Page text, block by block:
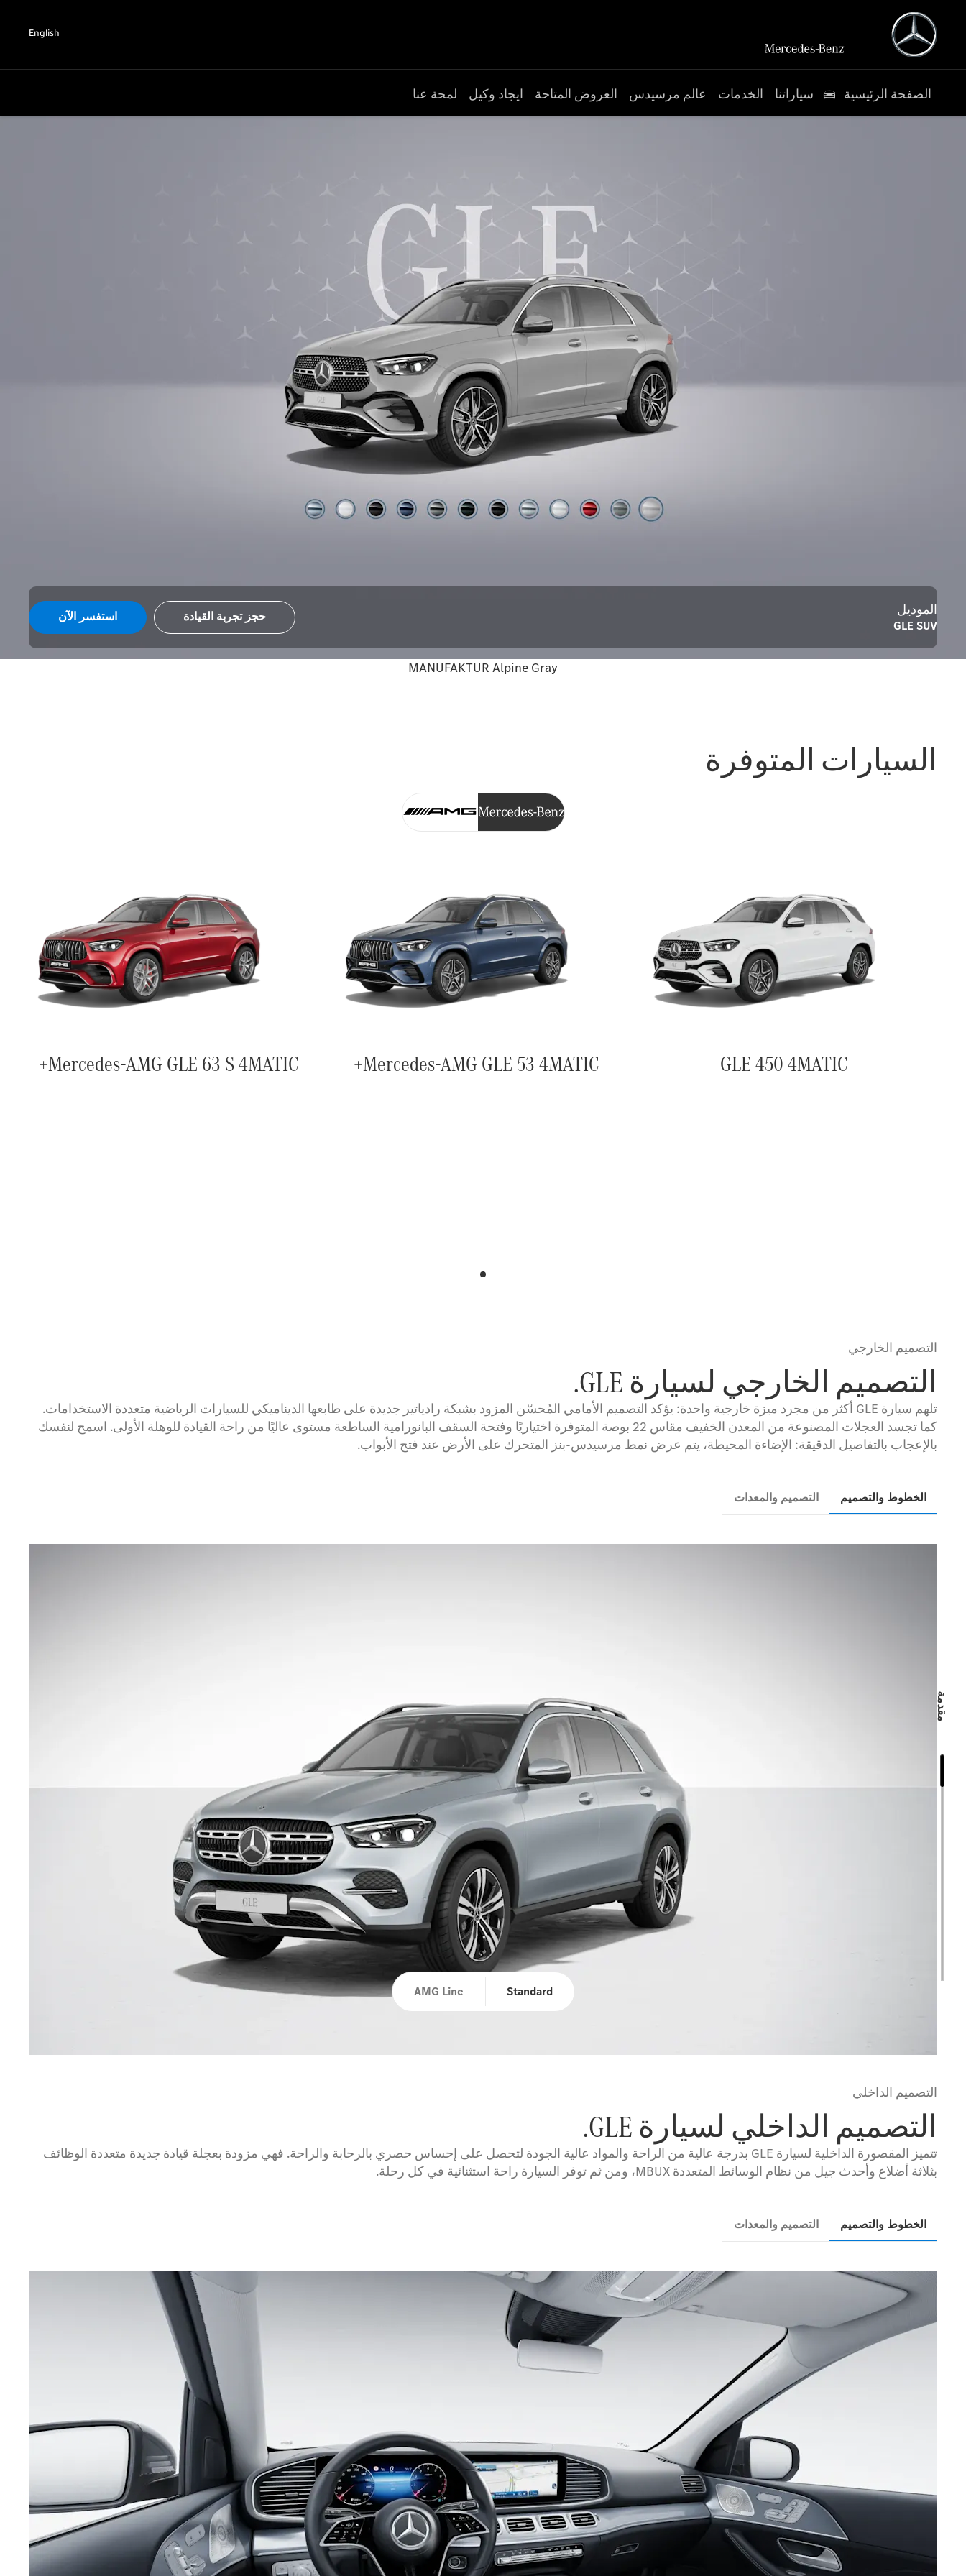
English
الصفحة الرئيسية سياراتنا الخدمات عالم مرسيدس العروض المتاحة ایجاد وکیل لمحة عنا
مقدمة
MANUFAKTUR Alpine Gray
الموديل
GLE SUV
حجز تجربة القيادة استفسر الآن
السيارات المتوفرة
GLE 450 4MATIC
Mercedes-AMG GLE 53 4MATIC+
Mercedes-AMG GLE 63 S 4MATIC+
التصميم الخارجي
التصميم الخارجي لسيارة GLE.
تلهم سيارة GLE أكثر من مجرد ميزة خارجية واحدة: يؤكد التصميم الأمامي المُحسّن المزود بشبكة رادياتير جديدة على طابعها الديناميكي للسيارات الرياضية متعددة الاستخدامات.
كما تجسد العجلات المصنوعة من المعدن الخفيف مقاس 22 بوصة المتوفرة اختياريًا وفتحة السقف البانورامية الساطعة مستوى عاليًا من راحة القيادة للوهلة الأولى. اسمح لنفسك
بالإعجاب بالتفاصيل الدقيقة: الإضاءة المحيطة، يتم عرض نمط مرسيدس-بنز المتحرك على الأرض عند فتح الأبواب.
الخطوط والتصميم التصميم والمعدات
Standard
AMG Line
التصميم الداخلي
التصميم الداخلي لسيارة GLE.
تتميز المقصورة الداخلية لسيارة GLE بدرجة عالية من الراحة والمواد عالية الجودة لتحصل على إحساس حصري بالرحابة والراحة. فهي مزودة بعجلة قيادة جديدة متعددة الوظائف
بثلاثة أضلاع وأحدث جيل من نظام الوسائط المتعددة MBUX، ومن ثم توفر السيارة راحة استثنائية في كل رحلة.
الخطوط والتصميم التصميم والمعدات